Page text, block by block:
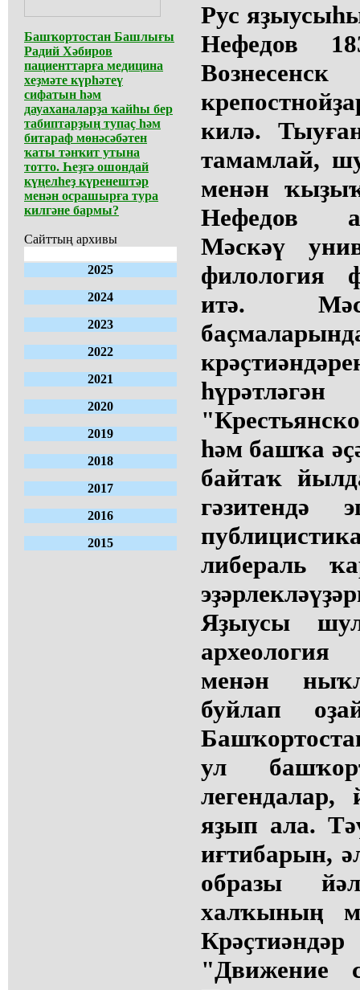
Башҡортостан Башлығы
Радий Хәбиров
пациенттарға медицина
хеҙмәте күрһәтеү
сифатын һәм
дауаханаларҙа ҡайһы бер
табиптарҙың тупаҫ һәм
битараф мөнәсәбәтен
ҡаты тәнҡит утына
тотто. Һеҙгә ошондай
күңелһеҙ күренештәр
менән осрашырға тура
килгәне бармы?
Сайттың архивы
2025
2024
2023
2022
2021
2020
2019
2018
2017
2016
2015
Рус
Нефедов
килә.
тамамлай,
менән
Нефедов
Мәскәү
филология
итә.
һәм башҡа
байтаҡ
гәзитендә
либераль
Яҙыусы
менән
буйлап
ул
легендалар,
яҙып ала.
иғтибарын,
образы
халҡының
"Движение